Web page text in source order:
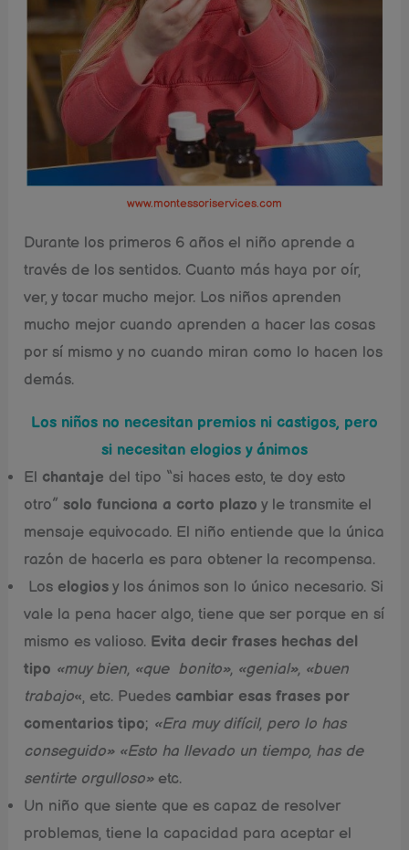
www.montessoriservices.com
Durante los primeros 6 años el niño aprende a
través de los sentidos. Cuanto más haya por oír,
ver, y tocar mucho mejor. Los niños aprenden
mucho mejor cuando aprenden a hacer las cosas
por sí mismo y no cuando miran como lo hacen los
demás.
Los niños no necesitan premios ni castigos, pero
si necesitan elogios y ánimos
El chantaje del tipo “si haces esto, te doy esto
otro”solo funciona a corto plazo y le transmite el
mensaje equivocado. El niño entiende que la única
razón de hacerla es para obtener la recompensa.
Los elogios y los ánimos son lo único necesario. Si
vale la pena hacer algo, tiene que ser porque en sí
mismo es valioso. Evita decir frases hechas del
tipo «muy bien, «que bonito», «genial», «buen
trabajo«, etc. Puedes cambiar esas frases por
comentarios tipo; «Era muy difícil, pero lo has
conseguido» «Esto ha llevado un tiempo, has de
sentirte orgulloso»etc.
Un niño que siente que es capaz de resolver
problemas, tiene la capacidad para aceptar el